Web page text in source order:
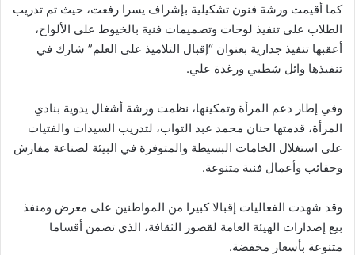
كما أقيمت ورشة فنون تشكيلية بإشراف يسرا رفعت، حيث تم تدريب
الطلاب على تنفيذ لوحات وتصميمات فنية بالخيوط على الألواح،
أعقبها تنفيذ جدارية بعنوان “إقبال التلاميذ على العلم” شارك في
تنفيذها وائل شطبي ورغدة علي.
وفي إطار دعم المرأة وتمكينها، نظمت ورشة أشغال يدوية بنادي
المرأة، قدمتها حنان محمد عبد التواب، لتدريب السيدات والفتيات
على استغلال الخامات البسيطة والمتوفرة في البيئة لصناعة مفارش
وحقائب وأعمال فنية متنوعة.
وقد شهدت الفعاليات إقبالا كبيرا من المواطنين على معرض ومنفذ
بيع إصدارات الهيئة العامة لقصور الثقافة، الذي تضمن أقساما
متنوعة بأسعار مخفضة.